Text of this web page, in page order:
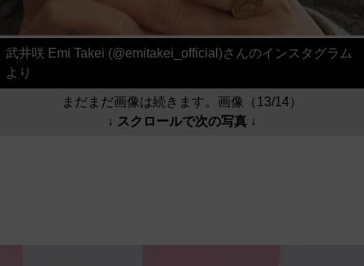
武井咲 Emi Takei (@emitakei_official)さんのインスタグラム
より
まだまだ画像は続きます。画像（13/14）
↓ スクロールで次の写真 ↓